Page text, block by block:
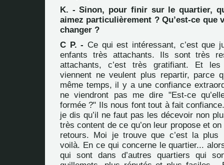
K. - Sinon, pour finir sur le quartier,
aimez particulièrement ? Qu’est-ce que
changer ?
C P. - Ce qui est intéressant, c’est que
enfants très attachants. Ils sont très
attachants, c’est très gratifiant. Et les
viennent ne veulent plus repartir, parce
même temps, il y a une confiance
ne viendront pas me dire "Est-ce
formée ?" Ils nous font tout à fait
je dis qu’il ne faut pas les décevoir non
très content de ce qu’on leur propose et
retours. Moi je trouve que c’est la plus
voilà. En ce qui concerne le quartier...
qui sont dans d’autres quartiers qui